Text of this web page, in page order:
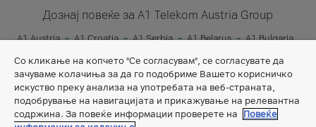
Дознај повеќе за A1 Telekom Austria Group
A1 Austria A1 Croatia A1 Serbia A1 Belarus
A1 Bulgaria
Со кликање на копчето "Се согласувам", се согласувате да
зачуваме колачиња за да го подобриме Вашето корисничко
искуство преку анализа на употребата на веб-страната,
подобрување на навигацијата и прикажување на релевантна
содржина. За повеќе информации проверете на
Повеќе